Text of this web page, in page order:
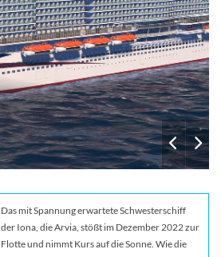
Das mit Spannung erwartete Schwesterschiff
der Iona, die Arvia, stößt im Dezember 2022 zur
Flotte und nimmt Kurs auf die Sonne. Wie die